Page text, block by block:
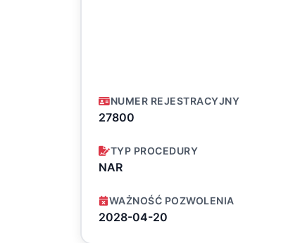
NUMER REJESTRACYJNY
27800
TYP PROCEDURY
NAR
WAŻNOŚĆ POZWOLENIA
2028-04-20